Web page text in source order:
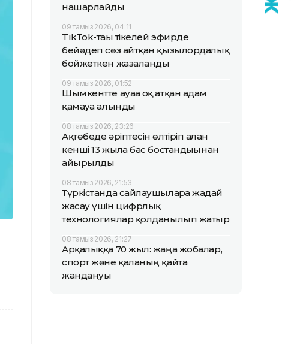
нашарлайды
09 тамыз 2026, 04:11
TikТok-тағы тікелей эфирде
бейәдеп сөз айтқан қызылордалық
бойжеткен жазаланды
09 тамыз 2026, 01:52
Шымкентте ауаға оқ атқан адам
қамауға алынды
08 тамыз 2026, 23:26
Ақтөбеде әріптесін өлтіріп алған
кенші 13 жылға бас бостандығынан
айырылды
08 тамыз 2026, 21:53
Түркістанда сайлаушыларға жағдай
жасау үшін цифрлық
технологиялар қолданылып жатыр
08 тамыз 2026, 21:27
Арқалыққа 70 жыл: жаңа жобалар,
спорт және қаланың қайта
жандануы